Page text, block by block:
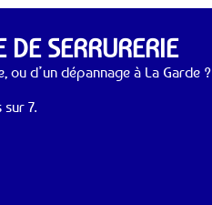
SERRURERIE
d’un dépannage à La Garde ?
7.